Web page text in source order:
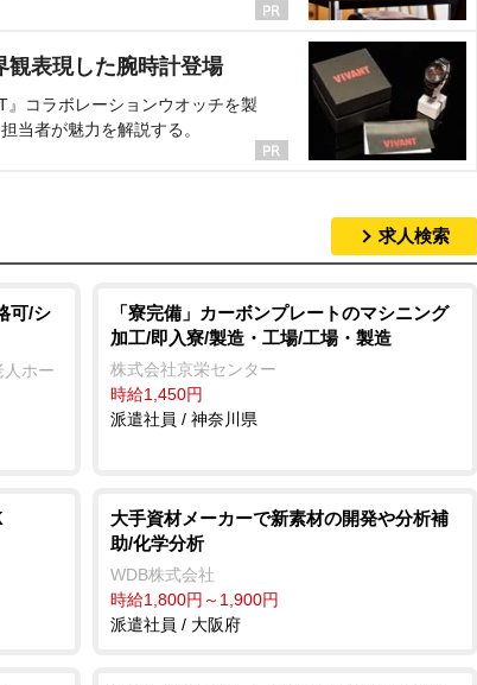
観表現した腕時計登場
』コラボレーションウオッチを製
当者が魅力を解説する。
求人検索
可/シ
ホー
「寮完備」カーボンプレートのマシニング
加工/即入寮/製造・工場/工場・製造
株式会社京栄センター
時給1,450円
派遣社員 / 神奈川県
大手資材メーカーで新素材の開発や分析補
助/化学分析
WDB株式会社
時給1,800円～1,900円
派遣社員 / 大阪府